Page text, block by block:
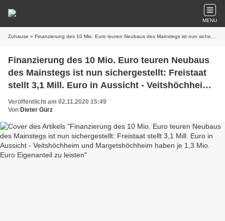
MENU
Zuhause » Finanzierung des 10 Mio. Euro teuren Neubaus des Mainstegs ist nun sichergestellt: Freistaat stellt 3,1 Mill. Euro in Aussicht - Veitshöchheim und Margetshöchheim haben je 1,3 Mio. Euro Eigenanteil zu leisten
Finanzierung des 10 Mio. Euro teuren Neubaus
des Mainstegs ist nun sichergestellt: Freistaat
stellt 3,1 Mill. Euro in Aussicht - Veitshöchheim
und Margetshöchheim haben je 1,3 Mio. Euro
Eigenanteil zu leisten
Veröffentlicht am 02.11.2020 15:49
Von Dieter Gürz